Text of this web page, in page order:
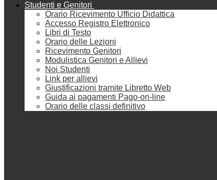
Studenti e Genitori
Orario Ricevimento Ufficio Didattica
Accesso Registro Elettronico
Libri di Testo
Orario delle Lezioni
Ricevimento Genitori
Modulistica Genitori e Allievi
Noi Studenti
Link per allievi
Giustificazioni tramite Libretto Web
Guida ai pagamenti Pago-on-line
Orario delle classi definitivo